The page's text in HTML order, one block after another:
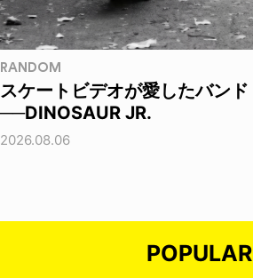
RANDOM
スケートビデオが愛したバンド
──DINOSAUR JR.
2026.08.06
POPULAR